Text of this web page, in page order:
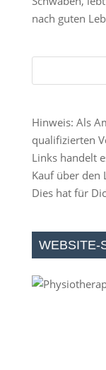
nach guten
Hinweis: Als
qualifizierten
Links handelt
Kauf über den
Dies hat für
WEBSITE-